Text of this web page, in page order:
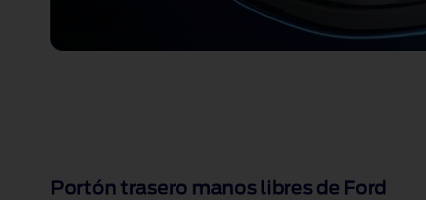
Portón trasero manos libres de Ford